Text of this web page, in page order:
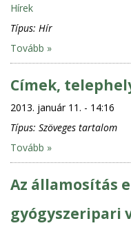
Hírek
Típus: Hír
Tovább »
Címek,
2013. január 11. - 14:16
Típus: Szöveges tartalom
Tovább »
Az államosítás
gyógyszeripari